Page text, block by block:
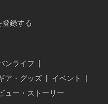
登録する
ンライフ
ア・グッズ イベント
ュー・ストーリー